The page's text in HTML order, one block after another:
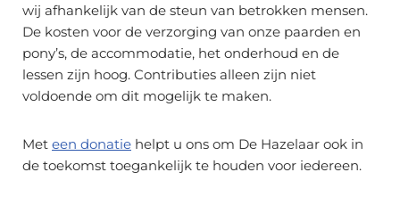
wij afhankelijk van de steun van betrokken mensen.
De kosten voor de verzorging van onze paarden en
pony’s, de accommodatie, het onderhoud en de
lessen zijn hoog. Contributies alleen zijn niet
voldoende om dit mogelijk te maken.
Met een donatie helpt u ons om De Hazelaar ook in
de toekomst toegankelijk te houden voor iedereen.